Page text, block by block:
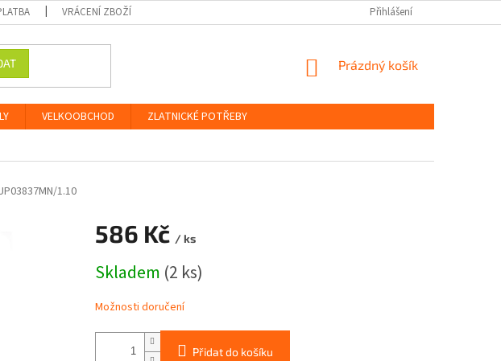
VRÁCENÍ ZBOŽÍ PODMÍNKY OCHRANY OSOBNÍCH ÚDAJŮ
Přihlášení
NÁKUPNÍ
Prázdný košík
VELKOOBCHOD
ZLATNICKÉ POTŘEBY
1.10
586 Kč / ks
cena:
Skladem (2 ks)
Možnosti doručení
Přidat do košíku